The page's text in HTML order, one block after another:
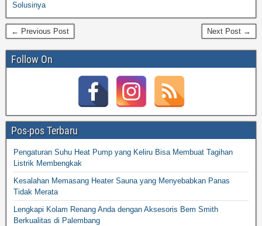
Solusinya
← Previous Post Next Post →
Follow On
Pos-pos Terbaru
Pengaturan Suhu Heat Pump yang Keliru Bisa Membuat Tagihan
Listrik Membengkak
Kesalahan Memasang Heater Sauna yang Menyebabkan Panas
Tidak Merata
Lengkapi Kolam Renang Anda dengan Aksesoris Bem Smith
Berkualitas di Palembang